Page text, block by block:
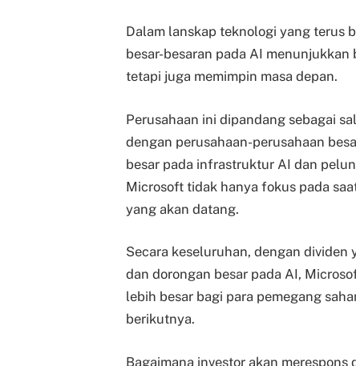
Dalam lanskap teknologi yang terus
besar-besaran pada AI
tetapi juga memimpin masa depan.
Perusahaan ini dipandang sebagai
dengan perusahaan-perusahaan
besar pada infrastruktur AI dan
Microsoft tidak hanya fokus pada
yang akan datang.
Secara keseluruhan, dengan
dan dorongan besar pada AI,
lebih besar bagi para pemegang
berikutnya.
Bagaimana investor akan